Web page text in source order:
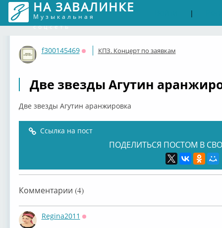
НА ЗАВАЛИНКЕ
Музыкальная
соцсеть
|
f300145469
Оффлайн
КПЗ. Концерт по заявкам
Две звезды Агутин
Две звезды Агутин аранжировка
Ссылка на пост
ПОДЕЛИТЬСЯ ПОСТОМ В
Комментарии (4)
Regina2011